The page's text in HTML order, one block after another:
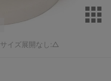
サイズ展開なし:△